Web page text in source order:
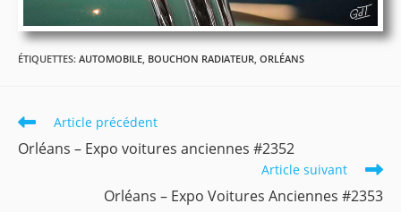
ÉTIQUETTES: AUTOMOBILE, BOUCHON RADIATEUR, ORLÉANS
Read
more
articles
Article précédent
Orléans – Expo voitures anciennes #2352
Article suivant
Orléans – Expo Voitures Anciennes #2353